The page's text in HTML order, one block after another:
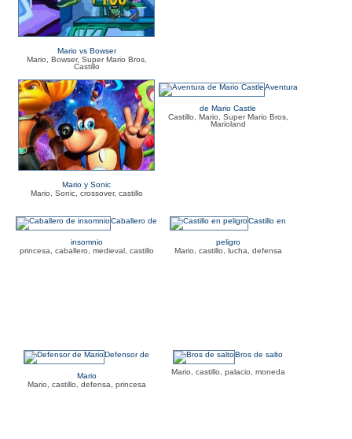
Mario vs Bowser
Mario, Bowser, Super Mario Bros,
Castillo
Mario y Sonic
Mario, Sonic, crossover, castillo
Aventura
de Mario Castle
Castillo, Mario, Super Mario Bros,
Marioland
Caballero de
insomnio
princesa, caballero, medieval, castillo
Castillo en
peligro
Mario, castillo, lucha, defensa
Defensor de
Mario
Mario, castillo, defensa, princesa
Bros de salto
Mario, castillo, palacio, moneda